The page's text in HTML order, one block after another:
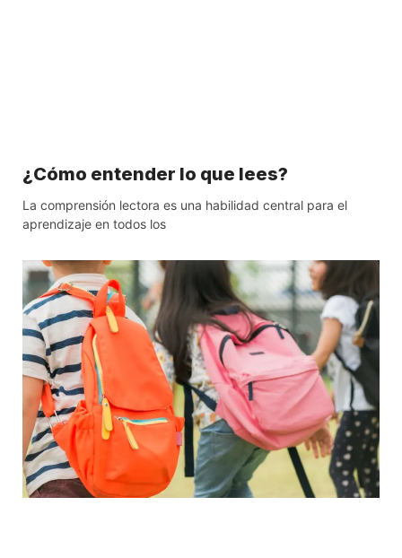
¿Cómo entender lo que lees?
La comprensión lectora es una habilidad central para el
aprendizaje en todos los